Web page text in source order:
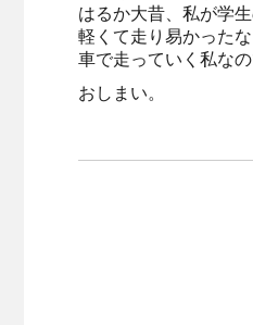
はるか大昔、私が学
軽くて走り易かった
車で走っていく私なの
おしまい。